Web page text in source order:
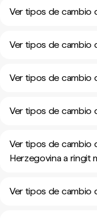
Ver tipos de cambio
Ver tipos de cambio
Ver tipos de cambio
Ver tipos de cambio
Ver tipos de cambio
Herzegovina a ringit
Ver tipos de cambio